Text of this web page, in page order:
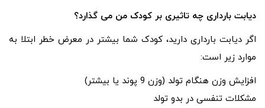
دیابت بارداری چه تاثیری بر کودک من می گذارد؟
اگر دیابت بارداری دارید، کودک شما بیشتر در معرض خطر ابتلا به
موارد زیر است:
افزایش وزن هنگام تولد (وزن 9 پوند یا بیشتر)
مشکلات تنفسی در بدو تولد